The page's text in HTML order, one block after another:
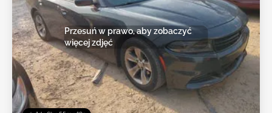
Przesuń w prawo, aby zobaczyć
więcej zdjęć